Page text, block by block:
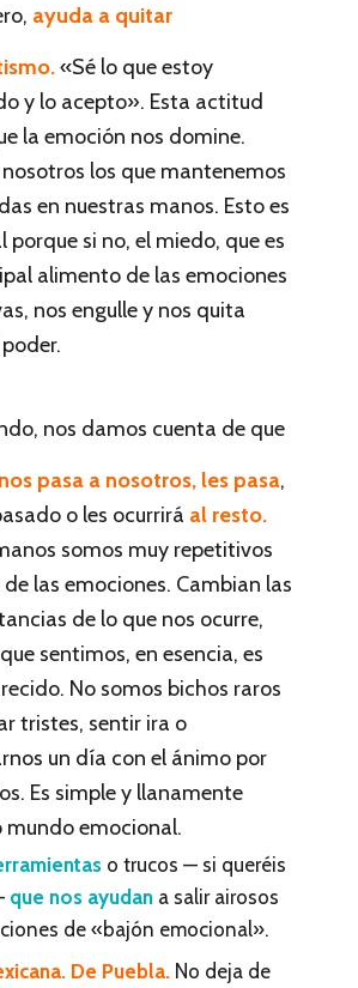
ayuda a quitar
«Sé lo que estoy
y lo acepto». Esta actitud
la emoción nos domine.
los que mantenemos
en nuestras manos. Esto es
porque si no, el miedo, que es
alimento de las emociones
nos engulle y nos quita
nos damos cuenta de que
pasa a nosotros, les pasa,
o les ocurrirá al resto.
somos muy repetitivos
las emociones. Cambian las
de lo que nos ocurre,
sentimos, en esencia, es
No somos bichos raros
tristes, sentir ira o
un día con el ánimo por
Es simple y llanamente
mundo emocional.
o trucos — si queréis
que nos ayudan a salir airosos
de «bajón emocional».
De Puebla. No deja de